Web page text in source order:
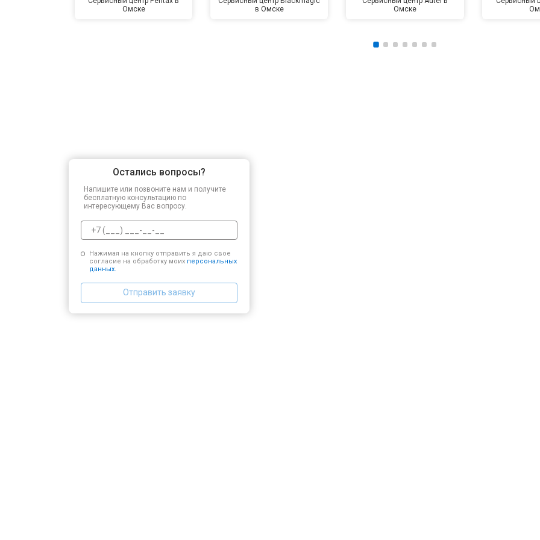
Омске
в Омске
Омске
Остались вопросы?
Напишите или позвоните нам и получите
бесплатную консультацию по
интересующему Вас вопросу.
Нажимая на кнопку отправить я даю свое
согласие на обработку моих персональных
данных.
Отправить заявку